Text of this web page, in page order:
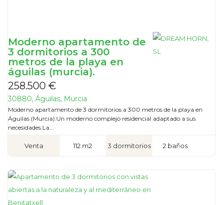
Moderno apartamento de
3 dormitorios a 300
metros de la playa en
águilas (murcia).
258.500 €
30880, Águilas, Murcia
Moderno apartamento de 3 dormitorios a 300 metros de la playa en
Águilas (Murcia).Un moderno complejo residencial adaptado a sus
necesidades.La...
Venta 112 m2 3 dormitorios 2 baños